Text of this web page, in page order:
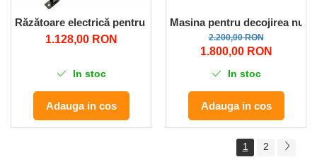
Răzătoare electrică pentru legume și fructe fără sâmburi
1.128,00 RON
In stoc
Adauga in cos
Masina pentru decojirea
2.200,00 RON
1.800,00 RON
In stoc
Adauga in cos
1 2